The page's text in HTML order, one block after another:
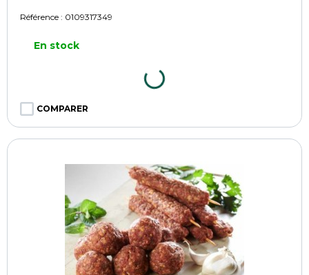
Référence : 0109317349
En stock
COMPARER